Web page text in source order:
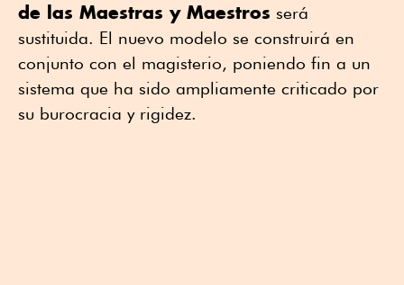
de las Maestras y Maestros será
sustituida. El nuevo modelo se construirá en
conjunto con el magisterio, poniendo fin a un
sistema que ha sido ampliamente criticado por
su burocracia y rigidez.